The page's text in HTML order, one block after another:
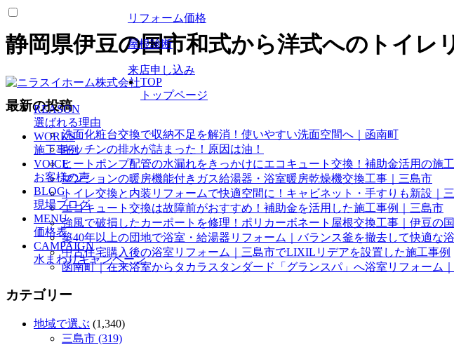
静岡県伊豆の国市和式から洋式へのトイレ
TOP
トップページ
REASON
選ばれる理由
WORKS
施工事例
VOICE
お客様の声
BLOG
現場ブログ
MENU
価格表
CAMPAIGN
水まわりキャンペーン
最新の投稿
洗面化粧台交換で収納不足を解消！使いやすい洗面空間へ｜函南町
キッチンの排水が詰まった！原因は油！
ヒートポンプ配管の水漏れをきっかけにエコキュート交換！補助金活用の施
マンションの暖房機能付きガス給湯器・浴室暖房乾燥機交換工事｜三島市
トイレ交換と内装リフォームで快適空間に！キャビネット・手すりも新設｜
エコキュート交換は故障前がおすすめ！補助金を活用した施工事例｜三島市
強風で破損したカーポートを修理！ポリカーボネート屋根交換工事｜伊豆の
築40年以上の団地で浴室・給湯器リフォーム｜バランス釜を撤去して快適な
中古住宅購入後の浴室リフォーム｜三島市でLIXILリデアを設置した施工事例
函南町｜在来浴室からタカラスタンダード「グランスパ」へ浴室リフォーム
カテゴリー
地域で選ぶ (1,340)
三島市 (319)
リフォーム価格
屋根診断
来店申し込み